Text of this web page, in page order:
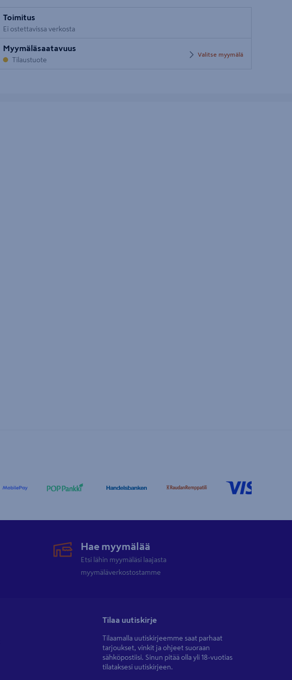
Toimitus
Ei ostettavissa verkosta
Myymäläsaatavuus
Tilaustuote
Valitse myymälä
Hae myymälää
Etsi lähin myymäläsi laajasta
myymäläverkostostamme
Tilaa uutiskirje
Tilaamalla uutiskirjeemme saat parhaat
tarjoukset, vinkit ja ohjeet suoraan
sähköpostiisi. Sinun pitää olla yli 18-vuotias
tilataksesi uutiskirjeen.